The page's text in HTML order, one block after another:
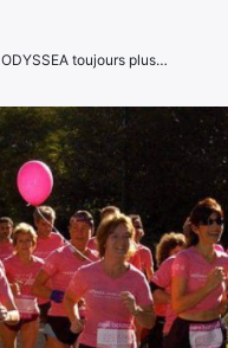
ODYSSEA toujours plus…
Élément
de
menu
Élément
de
Élément